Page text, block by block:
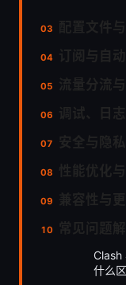
Clash
什么区